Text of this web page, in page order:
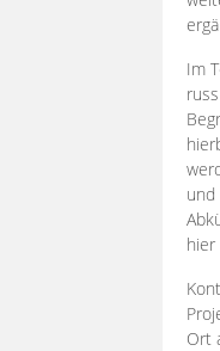
Im
und
Ort